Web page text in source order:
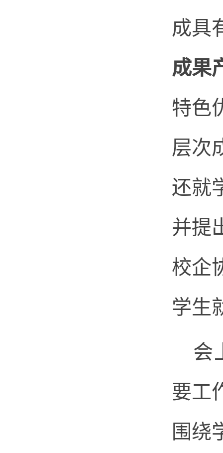
成具
成果
特色
层次
还就
并提
校企
学生
会
要工
围绕